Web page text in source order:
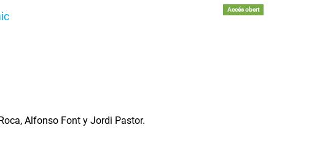
Accés obert
Alfonso Font y Jordi Pastor.